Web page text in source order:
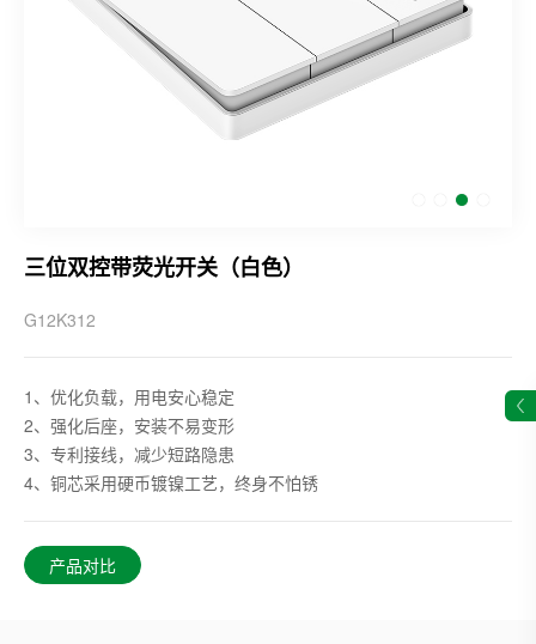
三位双控带荧光开关（白色）
G12K312
1、优化负载，用电安心稳定
2、强化后座，安装不易变形
3、专利接线，减少短路隐患
4、铜芯采用硬币镀镍工艺，终身不怕锈
产品对比